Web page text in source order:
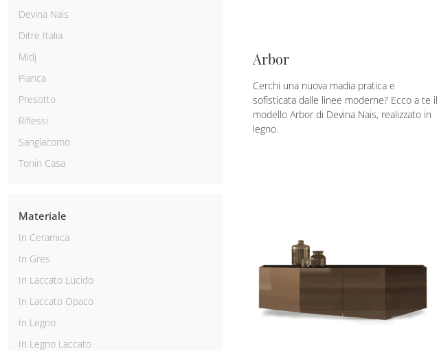
Devina Nais
Ditre Italia
Midj
Pianca
Presotto
Riflessi
Sangiacomo
Tonin Casa
Materiale
In Ceramica
In Gres
In Laccato Lucido
In Laccato Opaco
In Legno
In Legno Laccato
Arbor
Cerchi una nuova madia pratica e
sofisticata dalle linee moderne? Ecco a te il
modello Arbor di Devina Nais, realizzato in
legno.